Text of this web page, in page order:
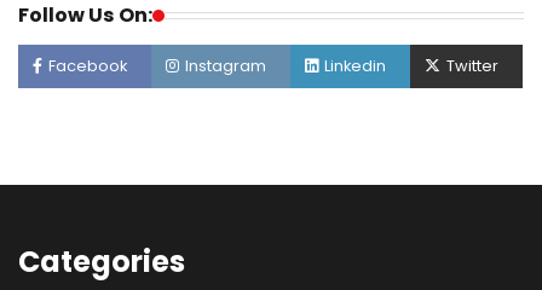
Follow Us On:
Facebook Instagram Linkedin Twitter
Categories